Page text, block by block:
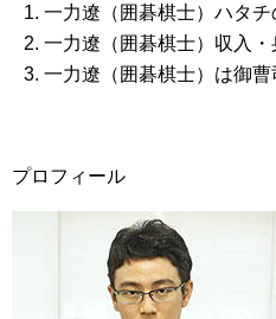
一力遼（囲碁棋士）ハタチ
一力遼（囲碁棋士）収入・
一力遼（囲碁棋士）は御曹
プロフィール